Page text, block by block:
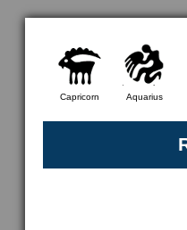
Capricorn Aquarius